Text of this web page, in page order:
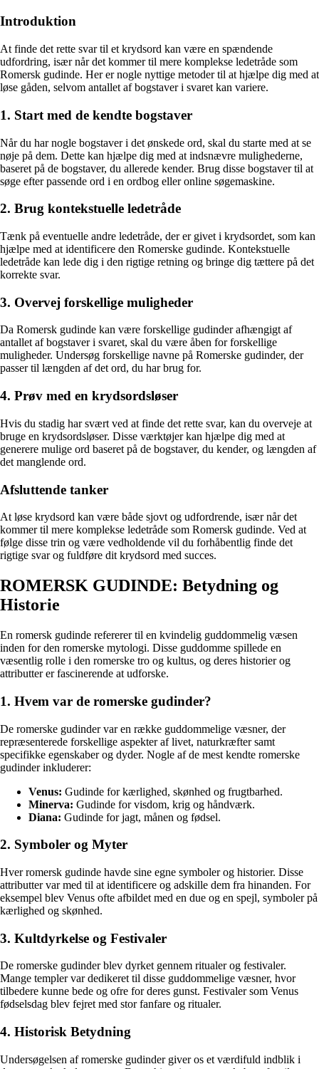
Introduktion
At finde det rette svar til et krydsord kan være en spændende
udfordring, især når det kommer til mere komplekse ledetråde som
Romersk gudinde. Her er nogle nyttige metoder til at hjælpe dig med at
løse gåden, selvom antallet af bogstaver i svaret kan variere.
1. Start med de kendte bogstaver
Når du har nogle bogstaver i det ønskede ord, skal du starte med at se
nøje på dem. Dette kan hjælpe dig med at indsnævre mulighederne,
baseret på de bogstaver, du allerede kender. Brug disse bogstaver til at
søge efter passende ord i en ordbog eller online søgemaskine.
2. Brug kontekstuelle ledetråde
Tænk på eventuelle andre ledetråde, der er givet i krydsordet, som kan
hjælpe med at identificere den Romerske gudinde. Kontekstuelle
ledetråde kan lede dig i den rigtige retning og bringe dig tættere på det
korrekte svar.
3. Overvej forskellige muligheder
Da Romersk gudinde kan være forskellige gudinder afhængigt af
antallet af bogstaver i svaret, skal du være åben for forskellige
muligheder. Undersøg forskellige navne på Romerske gudinder, der
passer til længden af det ord, du har brug for.
4. Prøv med en krydsordsløser
Hvis du stadig har svært ved at finde det rette svar, kan du overveje at
bruge en krydsordsløser. Disse værktøjer kan hjælpe dig med at
generere mulige ord baseret på de bogstaver, du kender, og længden af
det manglende ord.
Afsluttende tanker
At løse krydsord kan være både sjovt og udfordrende, især når det
kommer til mere komplekse ledetråde som Romersk gudinde. Ved at
følge disse trin og være vedholdende vil du forhåbentlig finde det
rigtige svar og fuldføre dit krydsord med succes.
ROMERSK GUDINDE: Betydning og
Historie
En romersk gudinde refererer til en kvindelig guddommelig væsen
inden for den romerske mytologi. Disse guddomme spillede en
væsentlig rolle i den romerske tro og kultus, og deres historier og
attributter er fascinerende at udforske.
1. Hvem var de romerske gudinder?
De romerske gudinder var en række guddommelige væsner, der
repræsenterede forskellige aspekter af livet, naturkræfter samt
specifikke egenskaber og dyder. Nogle af de mest kendte romerske
gudinder inkluderer:
Venus: Gudinde for kærlighed, skønhed og frugtbarhed.
Minerva: Gudinde for visdom, krig og håndværk.
Diana: Gudinde for jagt, månen og fødsel.
2. Symboler og Myter
Hver romersk gudinde havde sine egne symboler og historier. Disse
attributter var med til at identificere og adskille dem fra hinanden. For
eksempel blev Venus ofte afbildet med en due og en spejl, symboler på
kærlighed og skønhed.
3. Kultdyrkelse og Festivaler
De romerske gudinder blev dyrket gennem ritualer og festivaler.
Mange templer var dedikeret til disse guddommelige væsner, hvor
tilbedere kunne bede og ofre for deres gunst. Festivaler som Venus
fødselsdag blev fejret med stor fanfare og ritualer.
4. Historisk Betydning
Undersøgelsen af romerske gudinder giver os et værdifuld indblik i